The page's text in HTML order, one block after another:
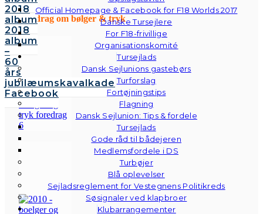
Official Homepage & Facebook for F18 Worlds 2017
Danske Tursejlere
For F18-frivillige
Organisationskomité
Tursejlads
Dansk Sejlunions gastebørs
Turforslag
Fortøjningstips
Flagning
Dansk Sejlunion: Tips & fordele
Tursejlads
Gode råd til bådejeren
Medlemsfordele i DS
Turbøjer
Blå oplevelser
Sejladsreglement for Vestegnens Politikreds
Søsignaler ved klapbroer
Klubarrangementer
2018
album
2018
album
–
60
års
jubilæumskavalkade
Facebook
Foredrag om bølger & tryk